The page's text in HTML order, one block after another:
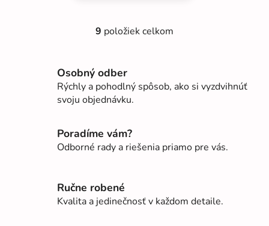
O
d
e
p
k
y
9 položiek celkom
Osobný odber
Rýchly a pohodlný spôsob, ako si vyzdvihnúť
svoju objednávku.
Poradíme vám?
Odborné rady a riešenia priamo pre vás.
Ručne robené
Kvalita a jedinečnosť v každom detaile.